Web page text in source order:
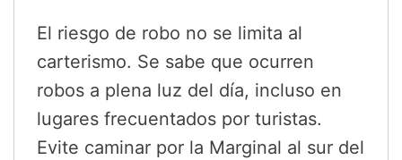
El riesgo de robo no se limita al
carterismo. Se sabe que ocurren
robos a plena luz del día, incluso en
lugares frecuentados por turistas.
Evite caminar por la Marginal al sur del